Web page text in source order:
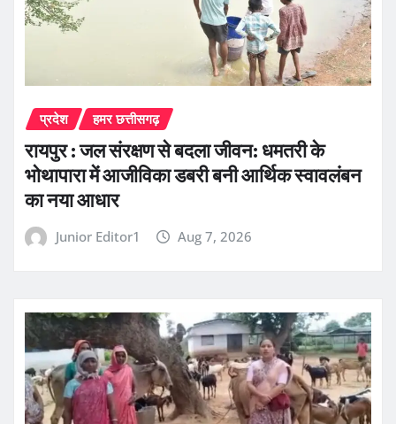
प्रदेश हमर छत्तीसगढ़
रायपुर : जल संरक्षण से बदला जीवन: धमतरी के
भोथापारा में आजीविका डबरी बनी आर्थिक स्वावलंबन
का नया आधार
Junior Editor1 Aug 7, 2026